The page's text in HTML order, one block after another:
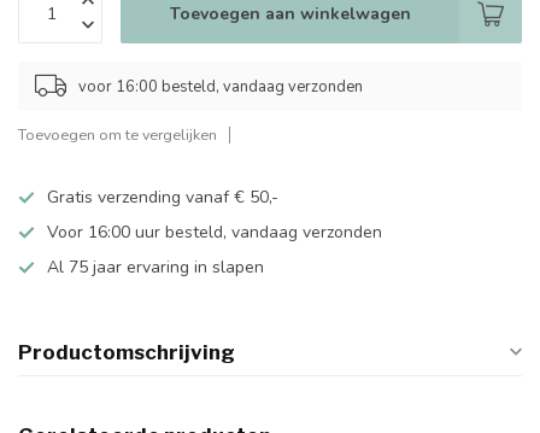
Toevoegen aan winkelwagen
voor 16:00 besteld, vandaag verzonden
Toevoegen om te vergelijken
Gratis verzending vanaf € 50,-
Voor 16:00 uur besteld, vandaag verzonden
Al 75 jaar ervaring in slapen
Productomschrijving